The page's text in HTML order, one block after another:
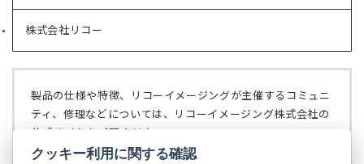
ブ
で
開
く）
タ
ブ
で
く）
株式会社リコー
（新
ブ
で
開
製品の仕様や特徴、リコーイメージングが主催するコミュニ
ティ、修理などについては、リコーイメージング株式会社の
公式サイトをご覧ください。
リコーイメージング株式会社の公式サイト
（新
クッキー利用に関する確認